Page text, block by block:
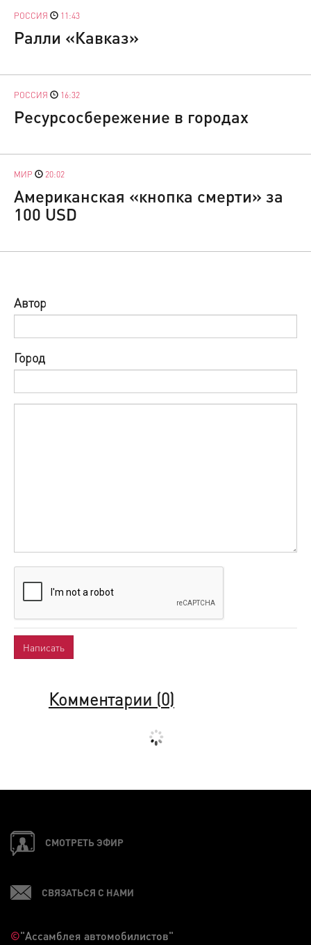
РОССИЯ 11:43
Ралли «Кавказ»
РОССИЯ 16:32
Ресурсосбережение в городах
МИР 20:02
Американская «кнопка смерти» за
100 USD
Автор
Город
Комментарии (0)
СМОТРЕТЬ ЭФИР
СВЯЗАТЬСЯ С НАМИ
©"Ассамблея автомобилистов"